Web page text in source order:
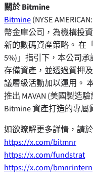
關於 Bitmine
Bitmine(NYSE
幣金庫公司，為機構投
新的數碼資產策略。 在
5%)」指引下，本公司
存備資產，並透過質押
議層級活動加以運用。
推出 MAVAN (美國製造
Bitmine 資產打造的專屬
如欲瞭解更多詳情，請於
https://x.com/bitmnr
https://x.com/fundstrat
https://x.com/bmnrintern